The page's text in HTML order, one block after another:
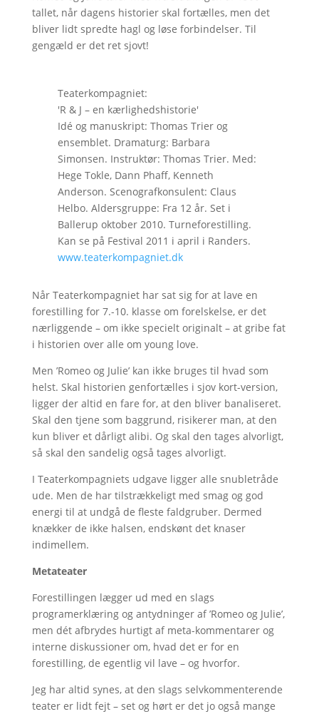
tallet, når dagens historier skal fortælles, men det
bliver lidt spredte hagl og løse forbindelser. Til
gengæld er det ret sjovt!
Teaterkompagniet:
'R & J – en kærlighedshistorie'
Idé og manuskript: Thomas Trier og
ensemblet. Dramaturg: Barbara
Simonsen. Instruktør: Thomas Trier. Med:
Hege Tokle, Dann Phaff, Kenneth
Anderson. Scenografkonsulent: Claus
Helbo. Aldersgruppe: Fra 12 år. Set i
Ballerup oktober 2010. Turneforestilling.
Kan se på Festival 2011 i april i Randers.
www.teaterkompagniet.dk
Når Teaterkompagniet har sat sig for at lave en
forestilling for 7.-10. klasse om forelskelse, er det
nærliggende – om ikke specielt originalt – at gribe fat
i historien over alle om young love.
Men ’Romeo og Julie’ kan ikke bruges til hvad som
helst. Skal historien genfortælles i sjov kort-version,
ligger der altid en fare for, at den bliver banaliseret.
Skal den tjene som baggrund, risikerer man, at den
kun bliver et dårligt alibi. Og skal den tages alvorligt,
så skal den sandelig også tages alvorligt.
I Teaterkompagniets udgave ligger alle snubletråde
ude. Men de har tilstrækkeligt med smag og god
energi til at undgå de fleste faldgruber. Dermed
knækker de ikke halsen, endskønt det knaser
indimellem.
Metateater
Forestillingen lægger ud med en slags
programerklæring og antydninger af ’Romeo og Julie’,
men dét afbrydes hurtigt af meta-kommentarer og
interne diskussioner om, hvad det er for en
forestilling, de egentlig vil lave – og hvorfor.
Jeg har altid synes, at den slags selvkommenterende
teater er lidt fejt – set og hørt er det jo også mange